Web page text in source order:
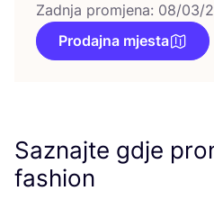
Zadnja promjena: 08/03/
Prodajna mjesta
Saznajte gdje
fashion